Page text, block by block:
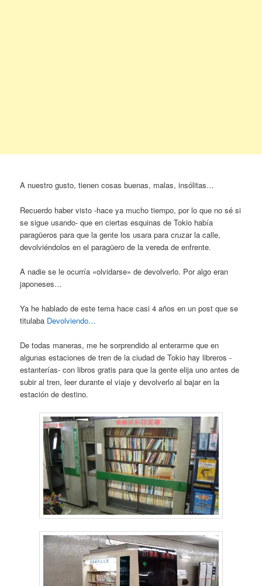
A nuestro gusto, tienen cosas buenas, malas, insólitas…
Recuerdo haber visto -hace ya mucho tiempo, por lo que no sé si
se sigue usando- que en ciertas esquinas de Tokio había
paragüeros para que la gente los usara para cruzar la calle,
devolviéndolos en el paragüero de la vereda de enfrente.
A nadie se le ocurría «olvidarse» de devolverlo. Por algo eran
japoneses…
Ya he hablado de este tema hace casi 4 años en un post que se
titulaba Devolviendo…
De todas maneras, me he sorprendido al enterarme que en
algunas estaciones de tren de la ciudad de Tokio hay libreros -
estanterías- con libros gratis para que la gente elija uno antes de
subir al tren, leer durante el viaje y devolverlo al bajar en la
estación de destino.